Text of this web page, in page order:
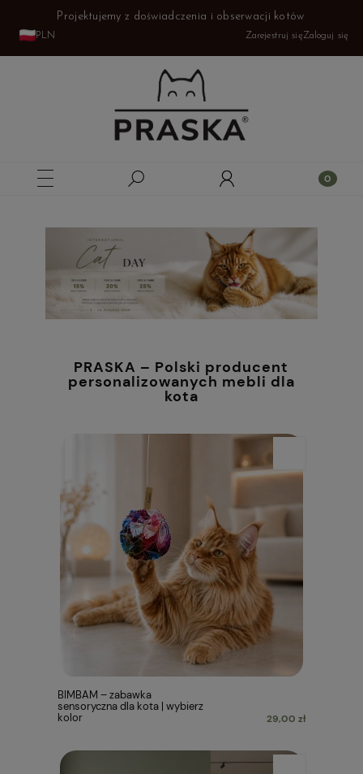
PLN
Projektujemy z doświadczenia i obserwacji kotów
Zarejestruj sięZaloguj się
PRASKA – Polski producent
personalizowanych mebli dla
kota
BIMBAM – zabawka
sensoryczna dla kota | wybierz
kolor
29,00 zł